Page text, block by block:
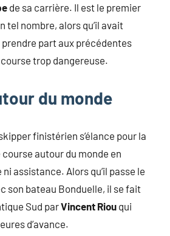
de sa carrière. Il est le premier
tel nombre, alors qu’il avait
part aux précédentes
trop dangereuse.
du monde
finistérien s’élance pour la
autour du monde en
assistance. Alors qu’il passe le
son bateau Bonduelle, il se fait
Sud parVincent Riou qui
d’avance.